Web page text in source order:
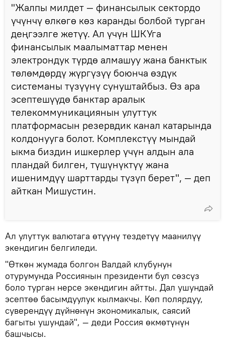
"Жалпы милдет — финансылык сектордо
үчүнчү өлкөгө көз каранды болбой турган
деңгээлге жетүү. Ал үчүн ШКУга
финансылык маалыматтар менен
электрондук түрдө алмашуу жана банктык
төлөмдөрдү жүргүзүү боюнча өздүк
системаны түзүүнү сунуштайбыз. Өз ара
эсептешүүдө банктар аралык
телекоммуникациянын улуттук
платформасын резервдик канал катарында
колдонууга болот. Комплекстүү мындай
ыкма биздин ишкерлер үчүн алдын ала
пландай билген, түшүнүктүү жана
ишенимдүү шарттарды түзүп берет", — деп
айткан Мишустин.
Ал улуттук валютага өтүүнү тездетүү маанилүү
экендигин белгиледи.
"Өткөн жумада болгон Валдай клубунун
отурумунда Россиянын президенти бул сөзсүз
боло турган нерсе экендигин айтты. Дал ушундай
эсептөө басымдуулук кылмакчы. Көп полярдуу,
суверендүү дүйнөнүн экономикалык, саясий
багыты ушундай", — деди Россия өкмөтүнүн
башчысы.